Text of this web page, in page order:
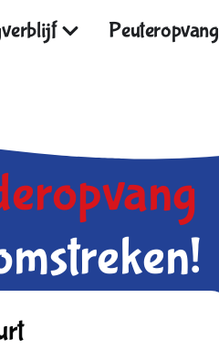
Peuteropvang